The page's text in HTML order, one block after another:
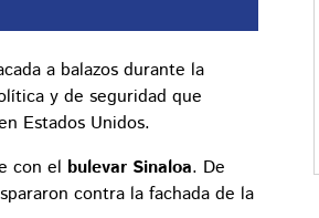
a balazos durante la
y de seguridad que
Estados Unidos.
con el bulevar Sinaloa. De
contra la fachada de la